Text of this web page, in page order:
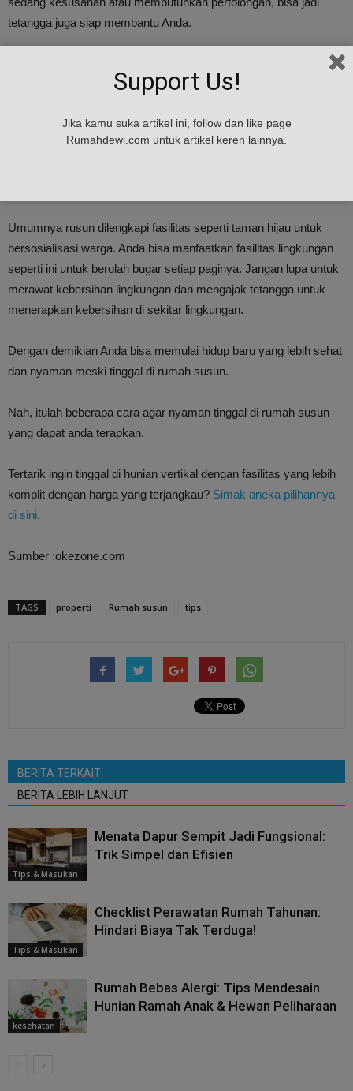
tetangga juga siap membantu Anda.
pertemuan setidaknya seminggu sekali. Dengan demikian
gotong royong masih tetap menjadi bagian dari budaya
masyarakat.
Umumnya rusun dilengkapi fasilitas seperti taman hijau untuk
bersosialisasi warga. Anda bisa manfaatkan fasilitas lingkungan
seperti ini untuk berolah bugar setiap paginya. Jangan lupa untuk
merawat kebersihan lingkungan dan mengajak tetangga untuk
menerapkan kebersihan di sekitar lingkungan.
Dengan demikian Anda bisa memulai hidup baru yang lebih sehat
dan nyaman meski tinggal di rumah susun.
Nah, itulah beberapa cara agar nyaman tinggal di rumah susun
yang dapat anda terapkan.
Tertarik ingin tinggal di hunian vertikal dengan fasilitas yang lebih
komplit dengan harga yang terjangkau? Simak aneka pilihannya
di sini.
Sumber :okezone.com
TAGS properti Rumah susun tips
BERITA TERKAIT
BERITA LEBIH LANJUT
Tips & Masukan
Menata Dapur Sempit Jadi Fungsional:
Trik Simpel dan Efisien
Tips & Masukan
Checklist Perawatan Rumah Tahunan:
Hindari Biaya Tak Terduga!
kesehatan
Rumah Bebas Alergi: Tips Mendesain
Hunian Ramah Anak & Hewan Peliharaan
Support Us!
Jika kamu suka artikel ini, follow dan like page
Rumahdewi.com untuk artikel keren lainnya.